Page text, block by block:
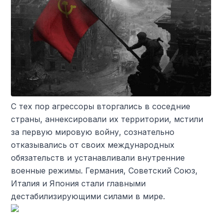
С тех пор агрессоры вторгались в соседние
страны, аннексировали их территории, мстили
за первую мировую войну, сознательно
отказывались от своих международных
обязательств и устанавливали внутренние
военные режимы. Германия, Советский Союз,
Италия и Япония стали главными
дестабилизирующими силами в мире.